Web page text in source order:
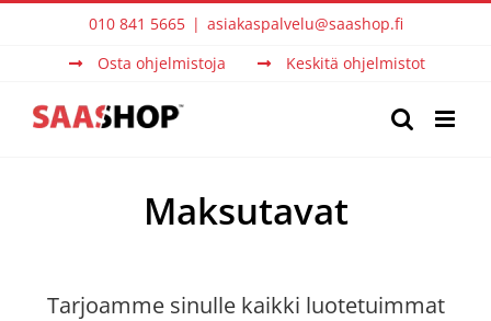
010 841 5665 | asiakaspalvelu@saashop.fi
Osta ohjelmistoja
Keskitä ohjelmistot
Maksutavat
Tarjoamme sinulle kaikki luotetuimmat